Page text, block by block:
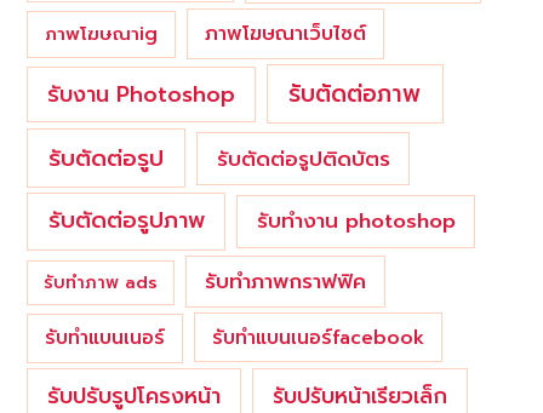
ภาพโฆษณาig ภาพโฆษณาเว็บไซต์
รับงาน Photoshop
รับตัดต่อภาพ
รับตัดต่อรูป
รับตัดต่อรูปติดบัตร
รับตัดต่อรูปภาพ รับทำงาน photoshop
รับทำภาพ ads รับทำภาพกราฟฟิค
รับทำแบนเนอร์ รับทำแบนเนอร์facebook
รับปรับรูปโครงหน้า รับปรับหน้าเรียวเล็ก